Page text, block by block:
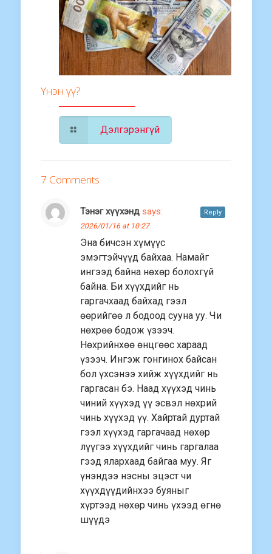
Үнэн үү?
Дэлгэрэнгүй
7 Comments
Тэнэг хүүхэнд says:
2026/01/16 at 10:27
Эна бичсэн хүмүүс
эмэгтэйчүүд байхаа. Намайг
ингээд байна нөхөр болохгүй
байна. Би хүүхдийг нь
гаргачхаад байхад гээл
өөрийгөө л бодоод сууна уу. Чи
нөхрөө бодож үзээч.
Нөхрийнхөө өнцгөөс хараад
үзээч. Ингэж гонгинох байсан
бол үхсэнээ хийж хүүхдийг нь
гаргасан бэ. Наад хүүхэд чинь
чиний хүүхэд үү эсвэл нөхрий
чинь хүүхэд үү. Хайртай дуртай
гээл хүүхэд гаргачаад нөхөр
лүүгээ хүүхдийг чинь гаргалаа
гээд ялархаад байгаа муу. Яг
үнэндээ нэсны эцэст чи
хүүхдүүдийнхээ буяныг
хүртээд нөхөр чинь үхээд өгнө
шүүдэ
Reply